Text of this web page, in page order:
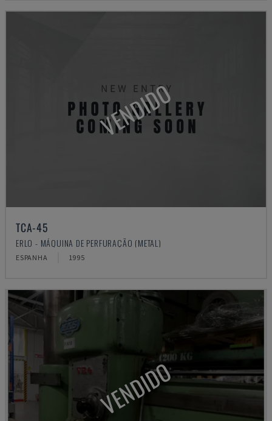
VENDIDO
TCA-45
ERLO - MÁQUINA DE PERFURAÇÃO (METAL)
ESPANHA 1995
VENDIDO